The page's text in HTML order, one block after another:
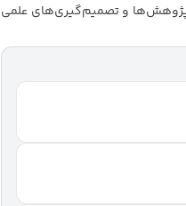
پژوهش‌ها و تصمیم‌گیری‌های علمی